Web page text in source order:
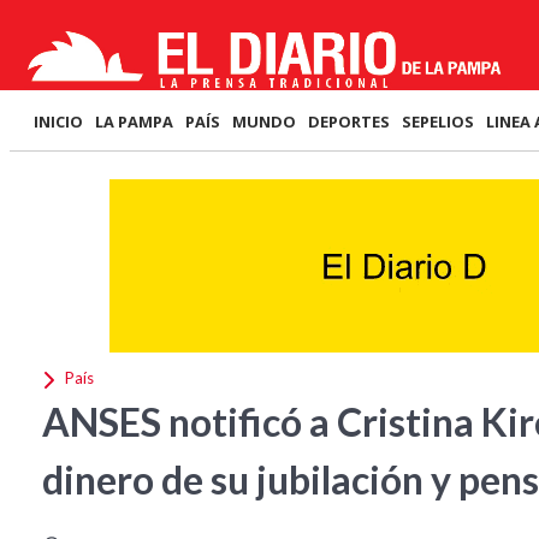
INICIO LA PAMPA PAÍS MUNDO DEPORTES SEPELIOS LINEA
País
ANSES notificó a Cristina
dinero de su jubilación y